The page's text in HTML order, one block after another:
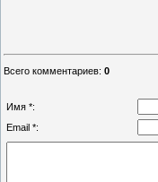
Всего комментариев: 0
Имя *:
Email *: